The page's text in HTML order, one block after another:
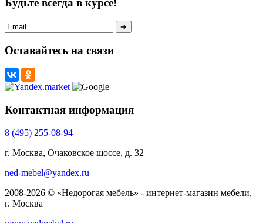
Будьте всегда в курсе!
Оставайтесь на связи
Контактная информация
8 (495) 255-08-94
г. Москва, Очаковское шоссе, д. 32
ned-mebel@yandex.ru
2008-2026 © «Недорогая мебель» - интернет-магазин мебели,
г. Москва